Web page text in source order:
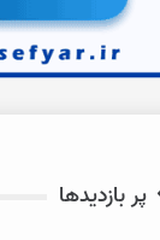
پر بازدیدها